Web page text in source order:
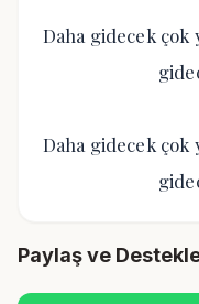
Daha gidecek
Daha gidecek
Paylaş ve